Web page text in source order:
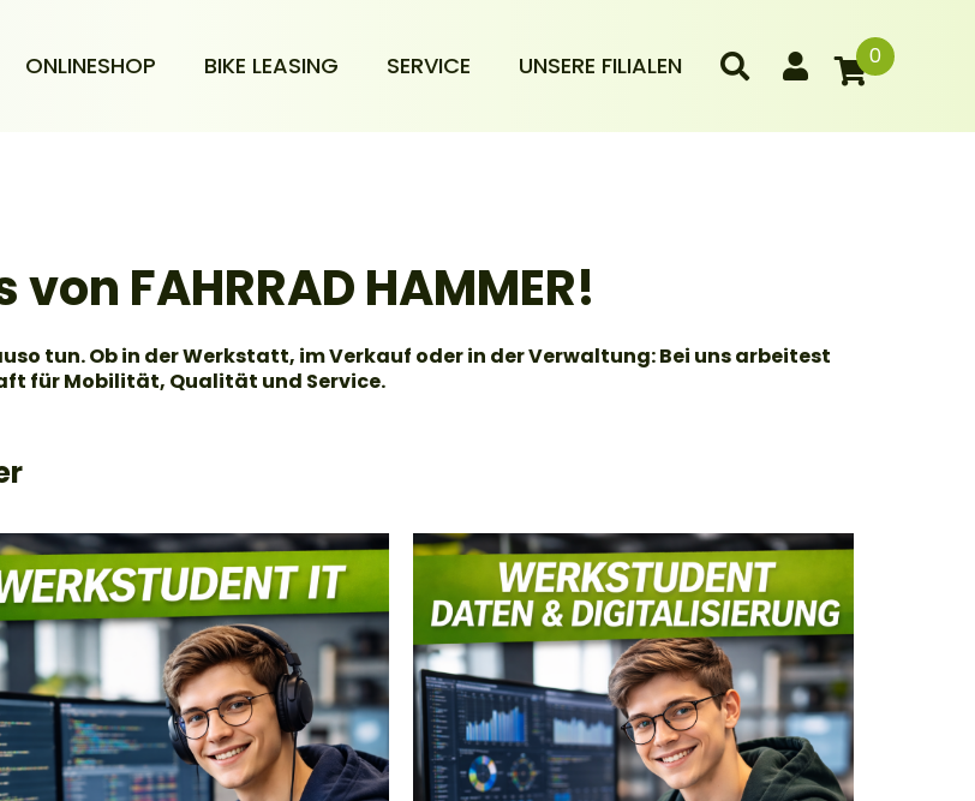
ONLINESHOP BIKE LEASING SERVICE UNSERE FILIALEN 0
FAHRRAD HAMMER!
tun. Ob in der Werkstatt, im Verkauf oder in der Verwaltung: Bei uns arbeitest
für Mobilität, Qualität und Service.